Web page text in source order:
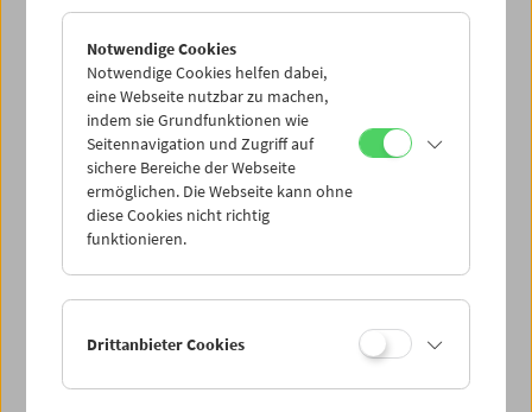
Die Protagonistin geht durch die Straßen der Nacht und
kommt in eine Lesbenbar. Gestagetes und
wiederverwertetes verbinden sich zu einer Art "Coming-
out-Film". Die Musik stammt teilweise von Scheirl selbst,
mit einem verstimmten und elektronisch verzerrten
Hackbrett gespielt. (Text: Magdalena Steffan)
Notwendige Cookies
Notwendige Cookies helfen dabei,
eine Webseite nutzbar zu machen,
indem sie Grundfunktionen wie
Seitennavigation und Zugriff auf
sichere Bereiche der Webseite
ermöglichen. Die Webseite kann ohne
diese Cookies nicht richtig
funktionieren.
Drittanbieter Cookies